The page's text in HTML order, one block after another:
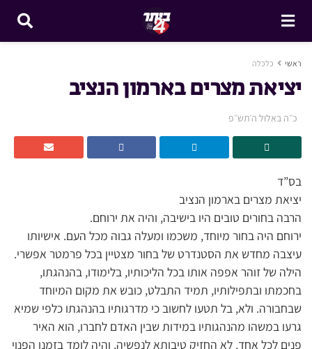
ראשי כלכלה
יציאת מצרים בארמון הנציב
כ״ה באלול ה׳תש״פ
בס”ד
יציאת מצרים בארמון הנציב
הרבה בחורים טובים היו בישיבה, והיה את ירוחם.
ירוחם היה בחור מיוחד, משכמו ומעלה גבוה מכל העם. אישיותו
עיצבה מחדש את הסטנדרט של בחור מצטיין בכל פרמטר אפשרי.
הילה של זוהר אפפה אותו בכל הליכותיו, בלימודו, בהנהגתו,
בחכמתו ובתפילותיו, תמיד התבלט, כובש את מקום המיוחד
שבחבורה. ולא, בל תטעו לחשוב כי מדרגותיו בהנהגתו כלפי שמיא
גרעו במשהו מהנהגותיו במידות שבין האדם לחברו, הוא האיר
פנים לכל אחד, לא החזיק טיבותא לנפשיה, והיה לומד בזמנו הפנוי